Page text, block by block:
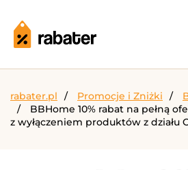
rabater.pl Promocje i Zniżki
BBHome 10% rabat na pełną
z wyłączeniem produktów z działu